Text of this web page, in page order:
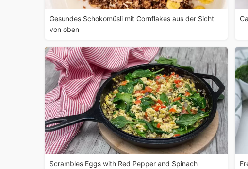
Gesundes Schokomüsli mit Cornflakes aus der Sicht
von oben
Scrambles Eggs with Red Pepper and Spinach